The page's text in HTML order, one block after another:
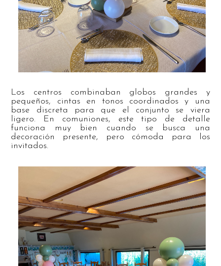
Los centros combinaban globos grandes y
pequeños, cintas en tonos coordinados y una
base discreta para que el conjunto se viera
ligero. En comuniones, este tipo de detalle
funciona muy bien cuando se busca una
decoración presente, pero cómoda para los
invitados.